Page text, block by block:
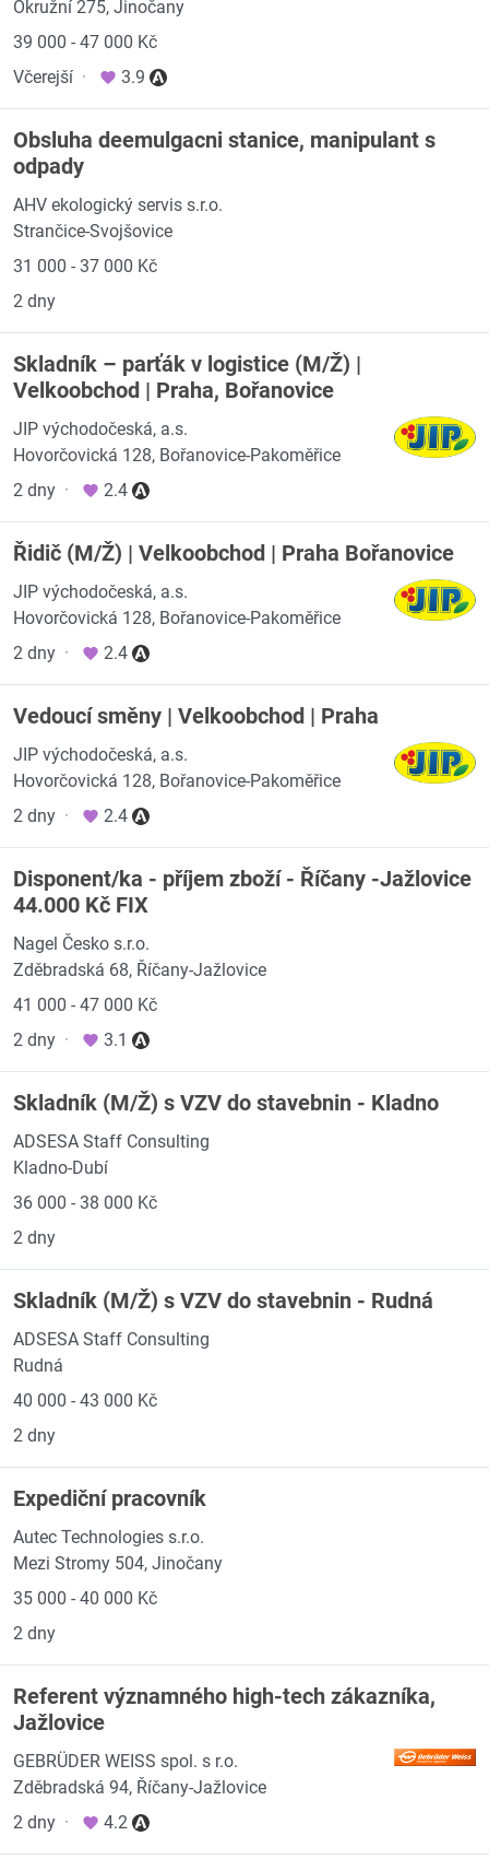
Okružní 275, Jinočany
39 000 - 47 000 Kč
Včerejší · 3.9
Obsluha deemulgacni stanice, manipulant s
odpady
AHV ekologický servis s.r.o.
Strančice-Svojšovice
31 000 - 37 000 Kč
2 dny
Skladník – parťák v logistice (M/Ž) |
Velkoobchod | Praha, Bořanovice
JIP východočeská, a.s.
Hovorčovická 128, Bořanovice-Pakoměřice
2 dny · 2.4
Řidič (M/Ž) | Velkoobchod | Praha Bořanovice
JIP východočeská, a.s.
Hovorčovická 128, Bořanovice-Pakoměřice
2 dny · 2.4
Vedoucí směny | Velkoobchod | Praha
JIP východočeská, a.s.
Hovorčovická 128, Bořanovice-Pakoměřice
2 dny · 2.4
Disponent/ka - příjem zboží - Říčany -Jažlovice
44.000 Kč FIX
Nagel Česko s.r.o.
Zděbradská 68, Říčany-Jažlovice
41 000 - 47 000 Kč
2 dny · 3.1
Skladník (M/Ž) s VZV do stavebnin - Kladno
ADSESA Staff Consulting
Kladno-Dubí
36 000 - 38 000 Kč
2 dny
Skladník (M/Ž) s VZV do stavebnin - Rudná
ADSESA Staff Consulting
Rudná
40 000 - 43 000 Kč
2 dny
Expediční pracovník
Autec Technologies s.r.o.
Mezi Stromy 504, Jinočany
35 000 - 40 000 Kč
2 dny
Referent významného high-tech zákazníka,
Jažlovice
GEBRÜDER WEISS spol. s r.o.
Zděbradská 94, Říčany-Jažlovice
2 dny · 4.2